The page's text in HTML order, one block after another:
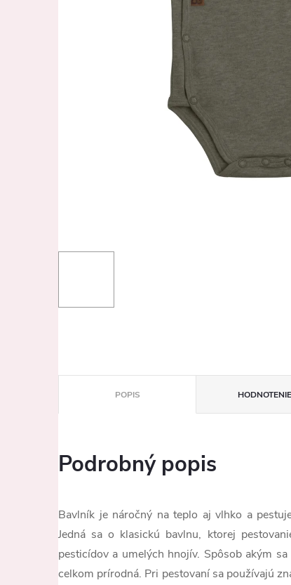
POPIS HODNOTENIE
Podrobný popis
Bavlník je náročný na teplo aj vlhko a
Jedná sa o klasickú bavlnu, ktorej
pesticídov a umelých hnojív. Spôsob akým
celkom prírodná. Pri pestovaní sa používajú